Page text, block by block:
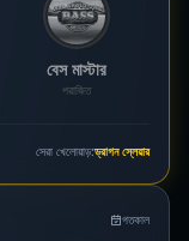
বেস মাস্টার
পরাজিত
সেরা খেলোয়াড়:ড্রাগন স্লেয়ার
গতকাল